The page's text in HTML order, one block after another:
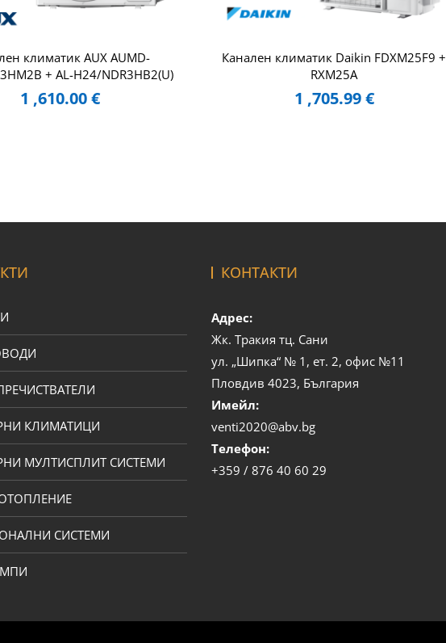
климатик AUX AUMD-
+ AL-H24/NDR3HB2(U)
1 ,610.00€
Канален климатик Daikin FDXM25F9 +
RXM25A
1 ,705.99€
КЛИМАТИЦИ
МУЛТИСПЛИТ СИСТЕМИ
СИСТЕМИ
КОНТАКТИ
Адрес:
Жк. Тракия тц. Сани
ул. „Шипка“ № 1, ет. 2, офис №11
Пловдив 4023, България
Имейл:
venti2020@abv.bg
Телефон:
+359 / 876 40 60 29